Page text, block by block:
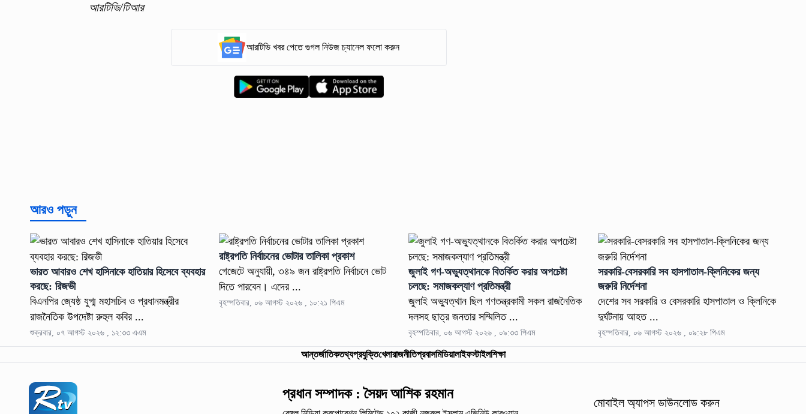
আরটিভি/টিআর
আরটিভি খবর পেতে গুগল নিউজ চ্যানেল ফলো করুন
আরও পড়ুন
ভারত আবারও শেখ হাসিনাকে হাতিয়ার হিসেবে ব্যবহার
করছে: রিজভী
বিএনপির জ্যেষ্ঠ যুগ্ম মহাসচিব ও প্রধানমন্ত্রীর
রাজনৈতিক উপদেষ্টা রুহুল কবির ...
শুক্রবার, ০৭ আগস্ট ২০২৬ , ১২:৩৩ এএম
রাষ্ট্রপতি নির্বাচনের ভোটার তালিকা প্রকাশ
গেজেটে অনুযায়ী, ৩৪৯ জন রাষ্ট্রপতি নির্বাচনে ভোট
দিতে পারবেন। এদের ...
বৃহস্পতিবার, ০৬ আগস্ট ২০২৬ , ১০:২১ পিএম
জুলাই গণ-অভ্যুত্থানকে বিতর্কিত করার অপচেষ্টা
চলছে: সমাজকল্যাণ প্রতিমন্ত্রী
জুলাই অভ্যুত্থান ছিল গণতন্ত্রকামী সকল রাজনৈতিক
দলসহ ছাত্র জনতার সম্মিলিত ...
বৃহস্পতিবার, ০৬ আগস্ট ২০২৬ , ০৯:৩৩ পিএম
সরকারি-বেসরকারি সব হাসপাতাল-ক্লিনিকের জন্য
জরুরি নির্দেশনা
দেশের সব সরকারি ও বেসরকারি হাসপাতাল ও ক্লিনিকে
দুর্ঘটনায় আহত ...
বৃহস্পতিবার, ০৬ আগস্ট ২০২৬ , ০৯:২৮ পিএম
আন্তর্জাতিকতথ্যপ্রযুক্তিখেলারাজনীতিপ্রবাসমিডিয়ালাইফস্টাইলশিক্ষা
প্রধান সম্পাদক : সৈয়দ আশিক রহমান
মোবাইল অ্যাপস ডাউনলোড করুন